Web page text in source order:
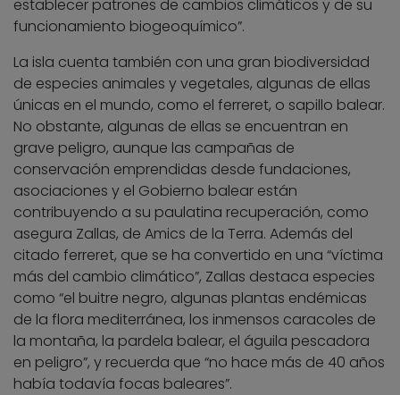
establecer patrones de cambios climáticos y de su
funcionamiento biogeoquímico”.
La isla cuenta también con una gran biodiversidad
de especies animales y vegetales, algunas de ellas
únicas en el mundo, como el ferreret, o sapillo balear.
No obstante, algunas de ellas se encuentran en
grave peligro, aunque las campañas de
conservación emprendidas desde fundaciones,
asociaciones y el Gobierno balear están
contribuyendo a su paulatina recuperación, como
asegura Zallas, de Amics de la Terra. Además del
citado ferreret, que se ha convertido en una “víctima
más del cambio climático”, Zallas destaca especies
como “el buitre negro, algunas plantas endémicas
de la flora mediterránea, los inmensos caracoles de
la montaña, la pardela balear, el águila pescadora
en peligro”, y recuerda que “no hace más de 40 años
había todavía focas baleares”.